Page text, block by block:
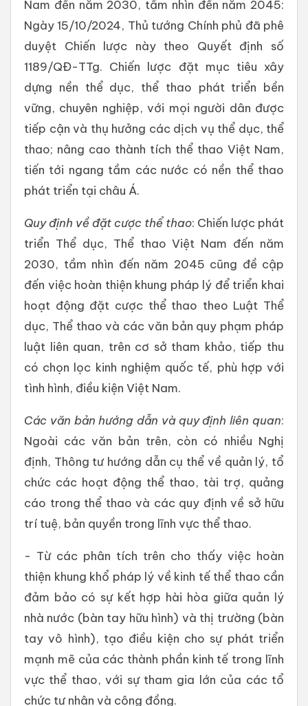
Nam đến năm 2030, tầm nhìn đến năm 2045:
Ngày 15/10/2024, Thủ tướng Chính phủ đã phê
duyệt Chiến lược này theo Quyết định số
1189/QĐ-TTg. Chiến lược đặt mục tiêu xây
dựng nền thể dục, thể thao phát triển bền
vững, chuyên nghiệp, với mọi người dân được
tiếp cận và thụ hưởng các dịch vụ thể dục, thể
thao; nâng cao thành tích thể thao Việt Nam,
tiến tới ngang tầm các nước có nền thể thao
phát triển tại châu Á.
Quy định về đặt cược thể thao: Chiến lược phát
triển Thể dục, Thể thao Việt Nam đến năm
2030, tầm nhìn đến năm 2045 cũng đề cập
đến việc hoàn thiện khung pháp lý để triển khai
hoạt động đặt cược thể thao theo Luật Thể
dục, Thể thao và các văn bản quy phạm pháp
luật liên quan, trên cơ sở tham khảo, tiếp thu
có chọn lọc kinh nghiệm quốc tế, phù hợp với
tình hình, điều kiện Việt Nam.
Các văn bản hướng dẫn và quy định liên quan:
Ngoài các văn bản trên, còn có nhiều Nghị
định, Thông tư hướng dẫn cụ thể về quản lý, tổ
chức các hoạt động thể thao, tài trợ, quảng
cáo trong thể thao và các quy định về sở hữu
trí tuệ, bản quyền trong lĩnh vực thể thao.
- Từ các phân tích trên cho thấy việc hoàn
thiện khung khổ pháp lý về kinh tế thể thao cần
đảm bảo có sự kết hợp hài hòa giữa quản lý
nhà nước (bàn tay hữu hình) và thị trường (bàn
tay vô hình), tạo điều kiện cho sự phát triển
mạnh mẽ của các thành phần kinh tế trong lĩnh
vực thể thao, với sự tham gia lớn của các tổ
chức tư nhân và cộng đồng.